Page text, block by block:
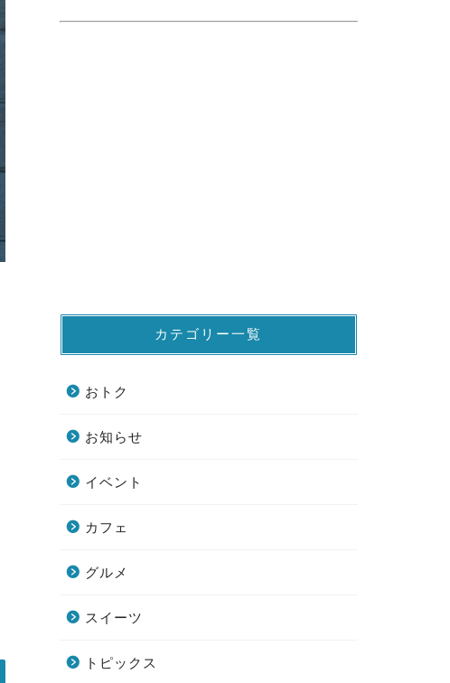
カテゴリー一覧
おトク
お知らせ
イベント
カフェ
グルメ
スイーツ
トピックス